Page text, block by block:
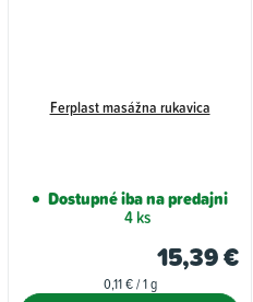
Ferplast masážna rukavica
Dostupné iba na predajni
4 ks
15,39 €
Jednotková
0,11 € / 1 g